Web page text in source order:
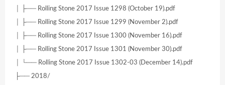
│ ├── Rolling Stone 2017 Issue 1298 (October 19).pdf
│ ├── Rolling Stone 2017 Issue 1299 (November 2).pdf
│ ├── Rolling Stone 2017 Issue 1300 (November 16).pdf
│ ├── Rolling Stone 2017 Issue 1301 (November 30).pdf
│ └── Rolling Stone 2017 Issue 1302-03 (December 14).pdf
├── 2018/